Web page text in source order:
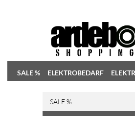
SALE % ELEKTROBEDARF
SALE %